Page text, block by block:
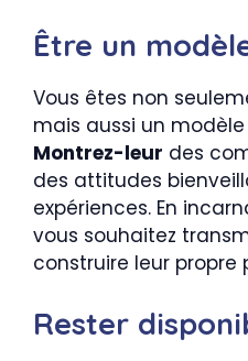
Être un
Vous êtes non
mais aussi un
Montrez-leur des
des attitudes
expériences. En
vous souhaitez
construire leur propre
Rester